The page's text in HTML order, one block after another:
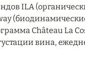
ILA
Château La
вина,